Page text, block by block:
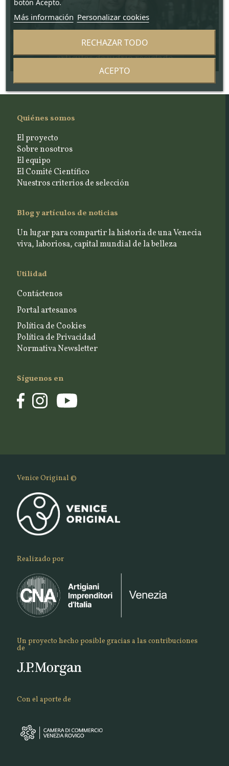
Bottle Eden
artículos de vidrio reciclado
Quiénes somos
El proyecto
Sobre nosotros
El equipo
El Comité Científico
Nuestros criterios de selección
Blog y artículos de noticias
Un lugar para compartir la historia de una Venecia
viva, laboriosa, capital mundial de la belleza
Utilidad
Contáctenos
Portal artesanos
Política de Cookies
Política de Privacidad
Normativa Newsletter
Síguenos en
Venice Original ©
Realizado por
Un proyecto hecho posible gracias a las contribuciones
de
Con el aporte de
botón Acepto.
Más información Personalizar cookies
RECHAZAR TODO
ACEPTO